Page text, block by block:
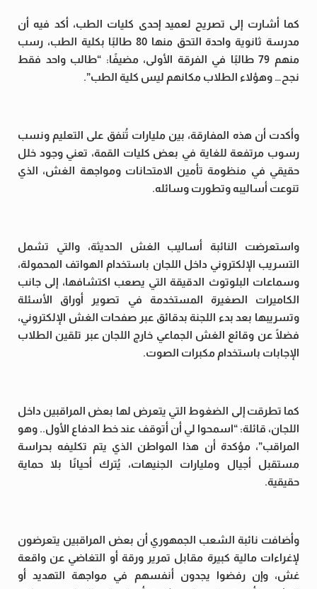
كما أشارت إلى تصريح لعميد إحدى كليات الطب، أكد فيه أن
مدرسة ثانوية واحدة التحق منها 80 طالبًا بكلية الطب، رسب
منهم 79 طالبًا في الفرقة الأولى، مضيفًا: “طالب واحد فقط
نجح… وهؤلاء الطلاب مكانهم ليس كلية الطب”.
وأكدت أن هذه المفارقة، بين مليارات تُنفق على التعليم ونسب
رسوب مرتفعة للغاية في بعض كليات القمة، تعني وجود خلل
حقيقي في منظومة تأمين الامتحانات ومواجهة الغش، الذي
تنوعت أساليبه وتطورت وسائله.
واستعرضت النائبة أساليب الغش الحديثة، والتي تشمل
التسريب الإلكتروني داخل اللجان باستخدام الهواتف المحمولة،
وسماعات البلوتوث الدقيقة التي يصعب اكتشافها، إلى جانب
الكاميرات الصغيرة المستخدمة في تصوير أوراق الأسئلة
وتسريبها بعد بدء اللجنة بدقائق عبر صفحات الغش الإلكتروني،
فضلًا عن وقائع الغش الجماعي خارج اللجان عبر تلقين الطلاب
الإجابات باستخدام مكبرات الصوت.
كما تطرقت إلى الضغوط التي يتعرض لها بعض المراقبين داخل
اللجان، قائلة: “اسمحوا لي أن أتوقف عند خط الدفاع الأول.. وهو
المراقب”، مؤكدة أن هذا المواطن الذي يتم تكليفه بحراسة
مستقبل أجيال ومليارات الجنيهات، يُترك أحيانًا بلا حماية
حقيقية.
وأضافت نائبة الشعب الجمهوري أن بعض المراقبين يتعرضون
لإغراءات مالية كبيرة مقابل تمرير ورقة أو التغاضي عن واقعة
غش، وإن رفضوا يجدون أنفسهم في مواجهة التهديد أو